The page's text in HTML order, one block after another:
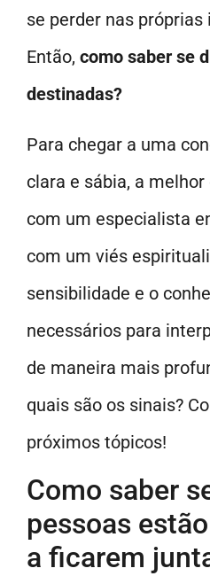
se perder nas
Então, como saber se
destinadas?
Para chegar a uma
clara e sábia, a
com um especialista
com um viés
sensibilidade e o
necessários para
de maneira mais
quais são os sinais?
próximos tópicos!
Como saber
pessoas
a ficarem